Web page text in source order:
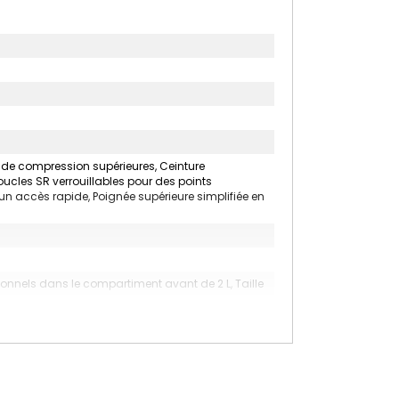
compression supérieures, Ceinture
SR verrouillables pour des points
accès rapide, Poignée supérieure simplifiée en
dans le compartiment avant de 2 L, Taille